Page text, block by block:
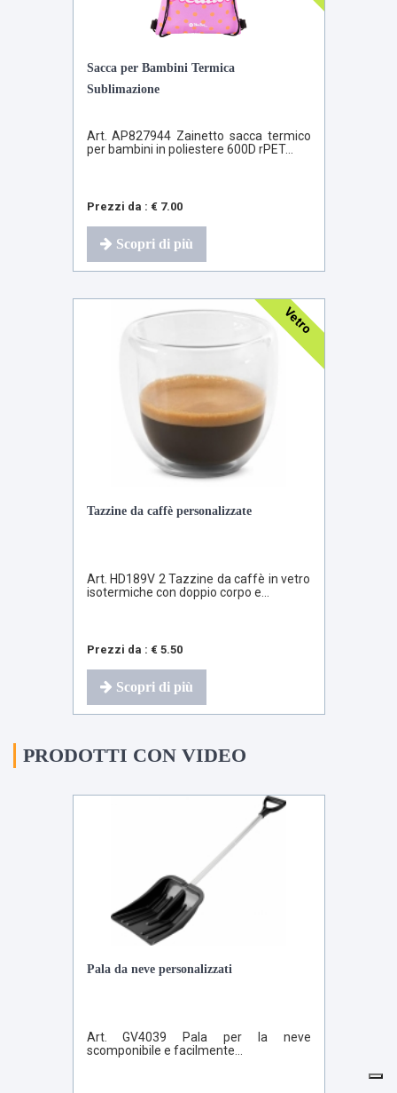
Sacca per Bambini Termica
Sublimazione
Art. AP827944 Zainetto sacca termico
per bambini in poliestere 600D rPET...
Prezzi da : € 7.00
Scopri di più
Vetro
Tazzine da caffè personalizzate
Art. HD189V 2 Tazzine da caffè in vetro
isotermiche con doppio corpo e...
Prezzi da : € 5.50
Scopri di più
PRODOTTI CON VIDEO
Pala da neve personalizzati
Art. GV4039 Pala per la neve
scomponibile e facilmente...